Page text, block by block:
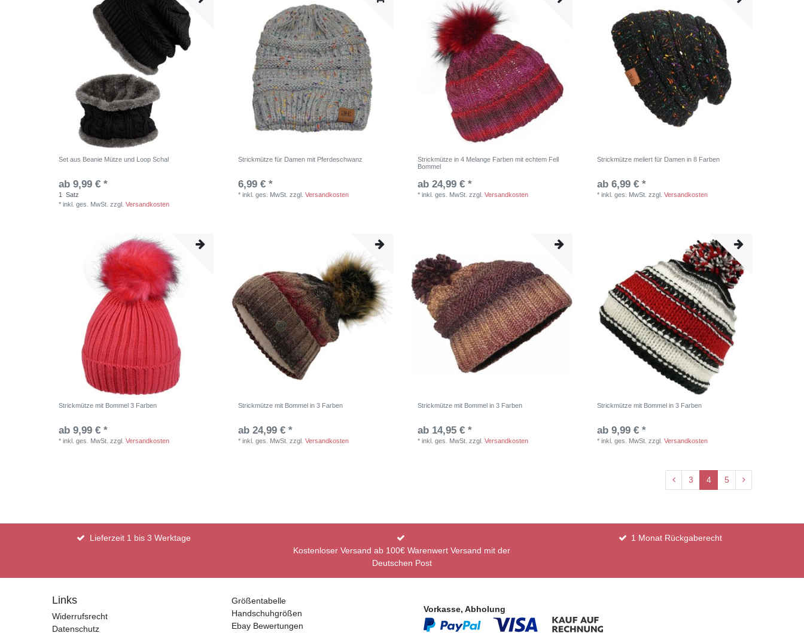
Set aus Beanie Mütze und Loop Schal
ab 9,99 € *
1
Satz
*inkl. ges. MwSt. zzgl.Versandkosten
Strickmütze für Damen mit Pferdeschwanz
6,99 € *
*inkl. ges. MwSt. zzgl.Versandkosten
Strickmütze in 4 Melange Farben mit echtem Fell
Bommel
ab 24,99 € *
*inkl. ges. MwSt. zzgl.Versandkosten
Strickmütze meliert für Damen in 8 Farben
ab 6,99 € *
*inkl. ges. MwSt. zzgl.Versandkosten
Strickmütze mit Bommel 3 Farben
ab 9,99 € *
*inkl. ges. MwSt. zzgl.Versandkosten
Strickmütze mit Bommel in 3 Farben
ab 24,99 € *
*inkl. ges. MwSt. zzgl.Versandkosten
Strickmütze mit Bommel in 3 Farben
ab 14,95 € *
*inkl. ges. MwSt. zzgl.Versandkosten
Strickmütze mit Bommel in 3 Farben
ab 9,99 € *
*inkl. ges. MwSt. zzgl.Versandkosten
3 4 5
Lieferzeit 1 bis 3 Werktage
Kostenloser Versand ab 100€ Warenwert Versand mit der
Deutschen Post
1 Monat Rückgaberecht
Links
Widerrufsrecht
Datenschutz
Größentabelle
Handschuhgrößen
Ebay Bewertungen
Vorkasse, Abholung